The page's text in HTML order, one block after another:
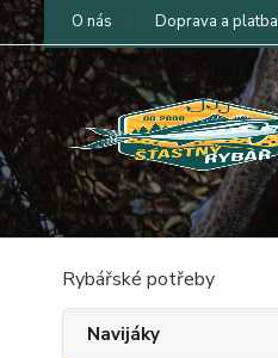
O nás Doprava a platba
Rybářské potřeby
Navijáky